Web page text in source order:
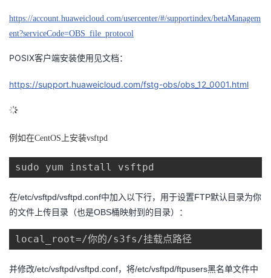
我
的
博
我
的
坛
我
圈
子
的
直
播
我
的
活
我
的
者
学
堂
的
课
程
我
的
认
证
我
的
实
我
的
支
持
我
技
术
支
的
云
声
https://account.huaweicloud.com/usercenter/#/supportindex/betaManagem
ent?serviceCode=OBS_file_protocol
POSIX客户端安装使用见文档：
https://support.huaweicloud.com/fstg-obs/obs_12_0001.html
例如在CentOS上安装vsftpd
sudo yum install vsftpd
在/etc/vsftpd/vsftpd.conf中加入以下行，用于设置FTP默认目录为你
的文件上传目录（也是OBS桶映射到的目录）：
local_root=/你的/s3fs/挂载点路径
并修改/etc/vsftpd/vsftpd.conf， 将/etc/vsftpd/ftpusers黑名单文件中